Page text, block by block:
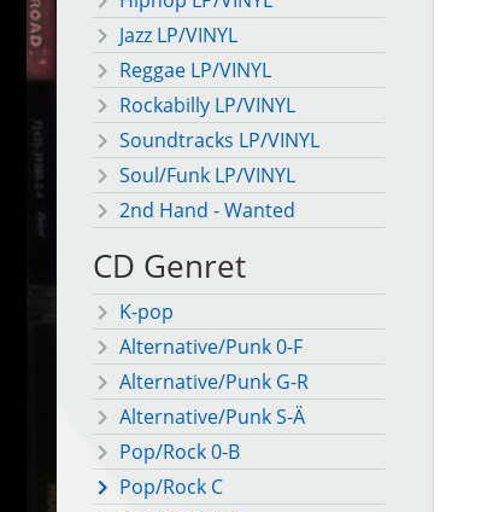
Jazz LP/VINYL
Reggae LP/VINYL
Rockabilly LP/VINYL
Soundtracks LP/VINYL
Soul/Funk LP/VINYL
2nd Hand - Wanted
CD Genret
K-pop
Alternative/Punk 0-F
Alternative/Punk G-R
Alternative/Punk S-Ä
Pop/Rock 0-B
Pop/Rock C